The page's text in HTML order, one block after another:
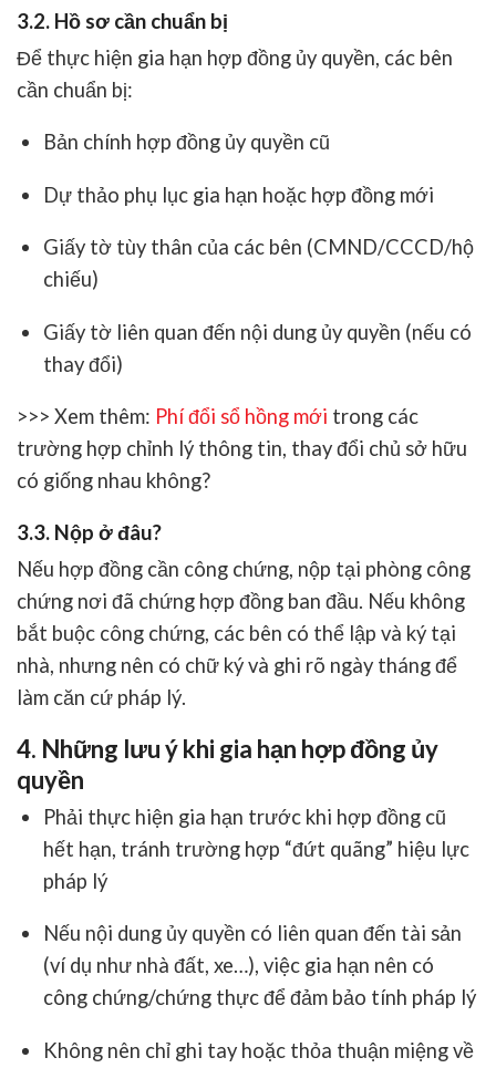
3.2. Hồ sơ cần chuẩn bị
Để thực hiện gia hạn hợp đồng ủy quyền, các bên
cần chuẩn bị:
Bản chính hợp đồng ủy quyền cũ
Dự thảo phụ lục gia hạn hoặc hợp đồng mới
Giấy tờ tùy thân của các bên (CMND/CCCD/hộ
chiếu)
Giấy tờ liên quan đến nội dung ủy quyền (nếu có
thay đổi)
>>> Xem thêm: Phí đổi sổ hồng mới trong các
trường hợp chỉnh lý thông tin, thay đổi chủ sở hữu
có giống nhau không?
3.3. Nộp ở đâu?
Nếu hợp đồng cần công chứng, nộp tại phòng công
chứng nơi đã chứng hợp đồng ban đầu. Nếu không
bắt buộc công chứng, các bên có thể lập và ký tại
nhà, nhưng nên có chữ ký và ghi rõ ngày tháng để
làm căn cứ pháp lý.
4. Những lưu ý khi gia hạn hợp đồng ủy
quyền
Phải thực hiện gia hạn trước khi hợp đồng cũ
hết hạn, tránh trường hợp “đứt quãng” hiệu lực
pháp lý
Nếu nội dung ủy quyền có liên quan đến tài sản
(ví dụ như nhà đất, xe…), việc gia hạn nên có
công chứng/chứng thựcđể đảm bảo tính pháp lý
Không nên chỉ ghi tay hoặc thỏa thuận miệng về